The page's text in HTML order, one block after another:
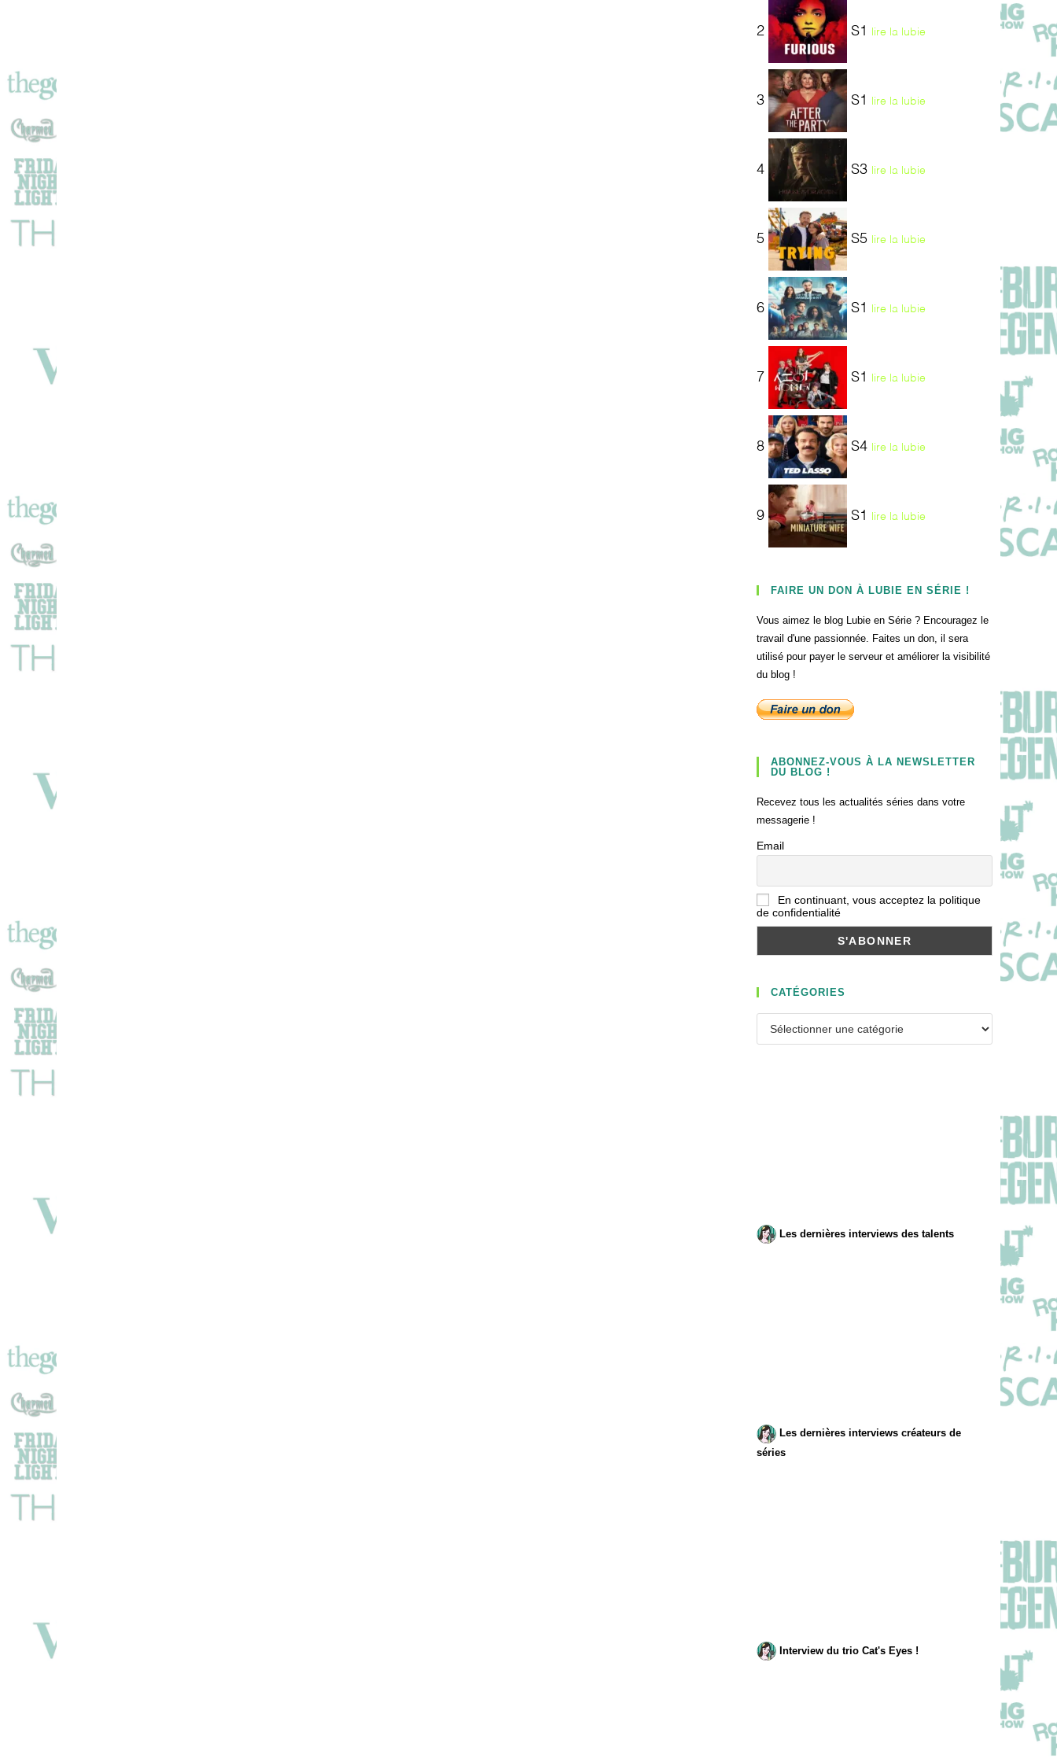
2 S1 lire la lubie
3 S1 lire la lubie
4 S3 lire la lubie
5 S5 lire la lubie
6 S1 lire la lubie
7 S1 lire la lubie
8 S4 lire la lubie
9 S1 lire la lubie
FAIRE UN DON À LUBIE EN SÉRIE !
Vous aimez le blog Lubie en Série ? Encouragez le
travail d'une passionnée. Faites un don, il sera
utilisé pour payer le serveur et améliorer la visibilité
du blog !
ABONNEZ-VOUS À LA NEWSLETTER
DU BLOG !
Recevez tous les actualités séries dans votre
messagerie !
Email
En continuant, vous acceptez la politique
de confidentialité
CATÉGORIES
Les dernières interviews des talents
Les dernières interviews créateurs de
séries
Interview du trio Cat's Eyes !